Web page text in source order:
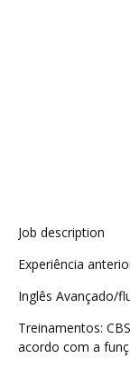
Job description
Experiência
Inglês Avançado/
Treinamentos:
acordo com a